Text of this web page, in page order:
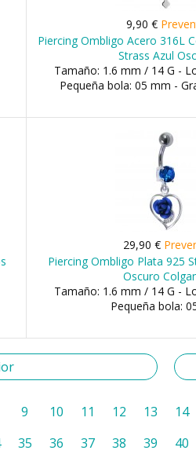
9,90 €
Piercing Ombligo Acero 316L
Strass Azul
Tamaño: 1.6 mm / 14 G -
Pequeña bola: 05 mm -
29,90 €
Piercing Ombligo Plata 925
Oscuro
Tamaño: 1.6 mm / 14 G -
Pequeña bola:
9 10 11 12 13 14
35 36 37 38 39 40